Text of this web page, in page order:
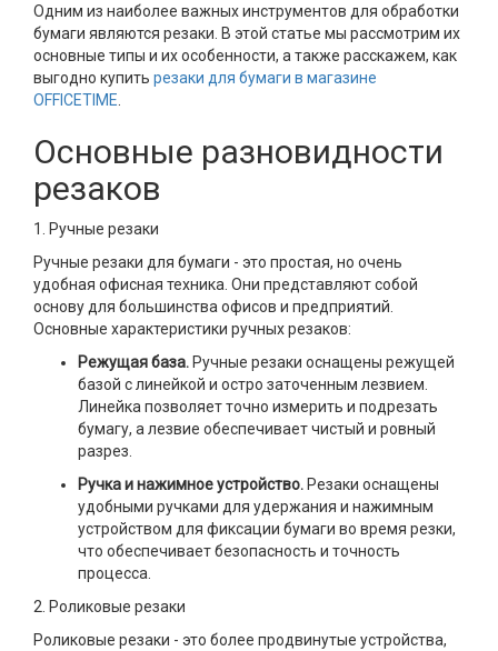
Одним из наиболее важных инструментов для обработки
бумаги являются резаки. В этой статье мы рассмотрим их
основные типы и их особенности, а также расскажем, как
выгодно купить резаки для бумаги в магазине
OFFICETIME
Основные разновидности
резаков
1. Ручные резаки
Ручные резаки для бумаги - это простая, но очень
удобная офисная техника. Они представляют собой
основу для большинства офисов и предприятий.
Основные характеристики ручных резаков:
Режущая база. Ручные резаки оснащены режущей
базой с линейкой и остро заточенным лезвием.
Линейка позволяет точно измерить и подрезать
бумагу, а лезвие обеспечивает чистый и ровный
разрез.
Ручка и нажимное устройство. Резаки оснащены
удобными ручками для удержания и нажимным
устройством для фиксации бумаги во время резки,
что обеспечивает безопасность и точность
процесса.
2. Роликовые резаки
Роликовые резаки - это более продвинутые устройства,